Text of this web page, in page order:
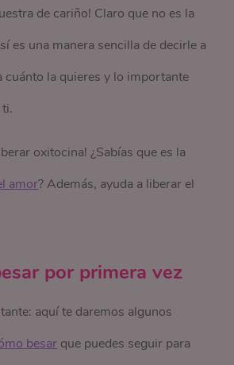
de cariño! Claro que no es la
es una manera sencilla de decirle a
cuánto la quieres y lo importante
oxitocina! ¿Sabías que es la
amor? Además, ayuda a liberar el
por primera vez
aquí te daremos algunos
besar que puedes seguir para